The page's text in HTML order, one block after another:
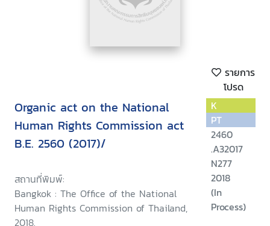
รายการ
โปรด
Organic act on the National
Human Rights Commission act
B.E. 2560 (2017)/
สถานที่พิมพ์:
Bangkok : The Office of the National
Human Rights Commission of Thailand,
2018.
K
PT
2460
.A32017
N277
2018
(In
Process)